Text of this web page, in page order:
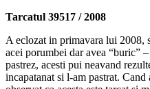
Tarcatul 39517 / 2008
A eclozat in primavara lui 2008,
acei porumbei dar avea “buric”
pastrez, acesti pui neavand
incapatanat si l-am pastrat.